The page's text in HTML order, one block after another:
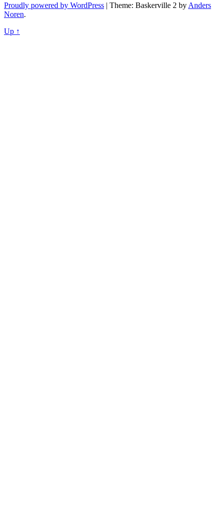
Proudly powered by WordPress | Theme: Baskerville 2 by Anders
Noren.
Up ↑